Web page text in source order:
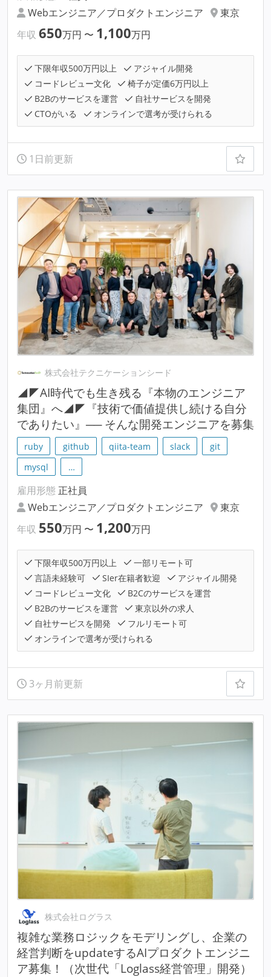
Webエンジニア／プロダクトエンジニア
東京
年収 650万円 〜 1,100万円
下限年収500万円以上
アジャイル開発
コードレビュー文化
椅子が定価6万円以上
B2Bのサービスを運営
自社サービスを開発
CTOがいる
オンラインで選考が受けられる
1日前更新
株式会社テクニケーションシード
◢◤AI時代でも生き残る『本物のエンジニア
集団』へ◢◤『技術で価値提供し続ける自分
でありたい』── そんな開発エンジニアを募集
ruby github qiita-team slack
git
mysql
…
雇用形態 正社員
Webエンジニア／プロダクトエンジニア
東京
年収 550万円 〜 1,200万円
下限年収500万円以上
一部リモート可
言語未経験可
SIer在籍者歓迎
アジャイル開発
コードレビュー文化
B2Cのサービスを運営
B2Bのサービスを運営
東京以外の求人
自社サービスを開発
フルリモート可
オンラインで選考が受けられる
3ヶ月前更新
株式会社ログラス
複雑な業務ロジックをモデリングし、企業の
経営判断をupdateするAIプロダクトエンジニ
ア募集！（次世代「Loglass経営管理」開発）